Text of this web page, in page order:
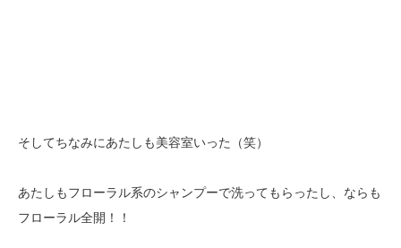
そしてちなみにあたしも美容室いった（笑）
あたしもフローラル系のシャンプーで洗ってもらったし、ならも
フローラル全開！！